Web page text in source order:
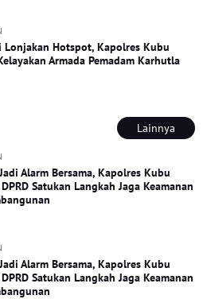
Lonjakan Hotspot, Kapolres Kubu
Armada Pemadam Karhutla
Lainnya
Alarm Bersama, Kapolres Kubu
Satukan Langkah Jaga Keamanan
Alarm Bersama, Kapolres Kubu
Satukan Langkah Jaga Keamanan